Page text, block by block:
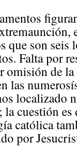
que son seis
Falta por
omisión de
las
localizado
cuestión es
católica
por